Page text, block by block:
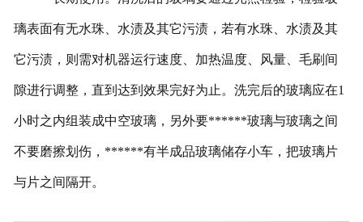
璃表面有无水珠、水渍及其它污渍，若有水珠、水渍及其
它污渍，则需对机器运行速度、加热温度、风量、毛刷间
隙进行调整，直到达到效果完好为止。洗完后的玻璃应在1
小时之内组装成中空玻璃，另外要******玻璃与玻璃之间
不要磨擦划伤，******有半成品玻璃储存小车，把玻璃片
与片之间隔开。